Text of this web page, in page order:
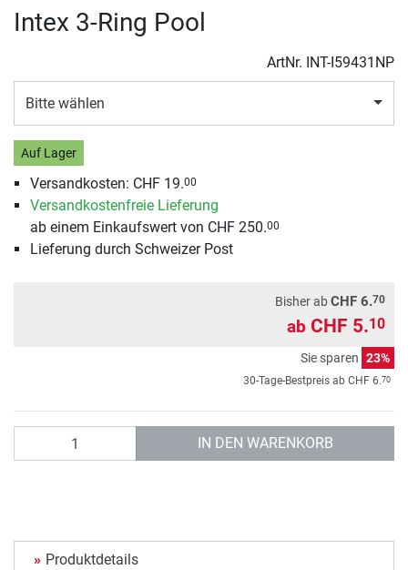
Intex 3-Ring Pool
ArtNr. INT-I59431NP
Bitte wählen
Auf Lager
Versandkosten: CHF 19.00
Versandkostenfreie Lieferung
ab einem Einkaufswert von CHF 250.00
Lieferung durch Schweizer Post
Bisher abCHF 6.70
ab CHF 5.10
Sie sparen 23%
30-Tage-Bestpreis ab CHF 6.70
IN DEN WARENKORB
Produktdetails